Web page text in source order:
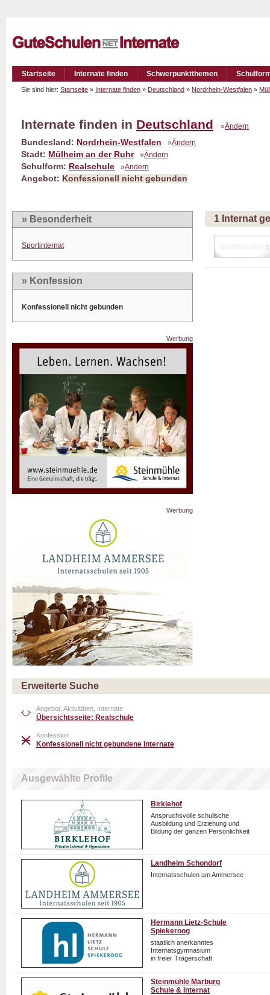
Startseite Internate finden Schwerpunktthemen
Sie sind hier: Startseite » Internate finden » Deutschland » Nordrhein-Westfalen »
Internate finden in Deutschland »Ändern
Bundesland: Nordrhein-Westfalen »Ändern
Stadt: Mülheim an der Ruhr »Ändern
Schulform: Realschule »Ändern
Angebot: Konfessionell nicht gebunden
» Besonderheit
Sportinternat
» Konfession
Konfessionell nicht gebunden
Werbung
Werbung
1 Internat
Erweiterte Suche
Angebot, Aktivitäten, Internate
Übersichtsseite: Realschule
Konfession
Konfessionell nicht gebundene Internate
Ausgewählte Profile
Birklehof
Anspruchsvolle schulische
Ausbildung und Erziehung und
Bildung der ganzen Persönlichkeit
Landheim Schondorf
Internatsschulen am Ammersee
Hermann Lietz-Schule
Spiekeroog
staatlich anerkanntes
Internatsgymnasium
in freier Trägerschaft
Steinmühle Marburg
Schule & Internat